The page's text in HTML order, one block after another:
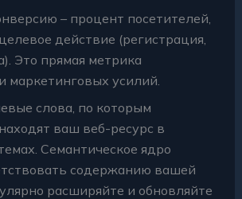
– процент посетителей,
действие (регистрация,
Это прямая метрика
маркетинговых усилий.
слова, по которым
ваш веб-ресурс в
Семантическое ядро
содержанию вашей
расширяйте и обновляйте